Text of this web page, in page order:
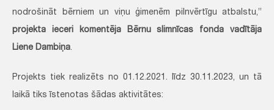
nodrošināt bērniem un viņu ģimenēm pilnvērtīgu atbalstu,”
projekta ieceri komentēja Bērnu slimnīcas fonda vadītāja
Liene Dambiņa.
Projekts tiek realizēts no 01.12.2021. līdz 30.11.2023, un tā
laikā tiks īstenotas šādas aktivitātes: